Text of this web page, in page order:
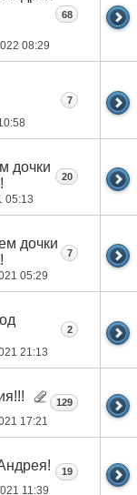
08:29
68
7
дочки
05:13
20
дочки
05:29
7
21:13
2
17:21
129
11:39
19